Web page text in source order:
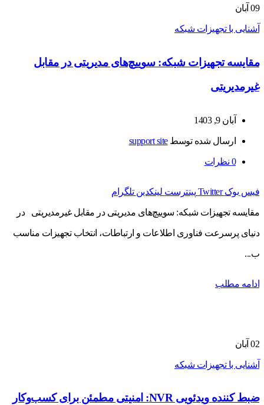
09 آبان
آشنایی با تجهیزات شبکه
مقایسه تجهیزات شبکه: سوییچ‌های مدیریتی در مقابل
غیرمدیریتی
آبان 9, 1403
ارسال شده توسطsupport site
0 نظرات
فیس بوک Twitter پینترست لینکدین تلگرام
مقایسه تجهیزات شبکه: سوییچ‌های مدیریتی در مقابل غیرمدیریتی در
دنیای پرسرعت فناوری اطلاعات و ارتباطات، انتخاب تجهیزات مناسب
ب...
ادامه مطلب
02 آبان
آشنایی با تجهیزات شبکه
ضبط کننده ویدئویی NVR: امنیتی مطمئن برای کسب‌وکار